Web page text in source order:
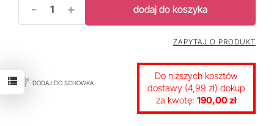
- + dodaj do koszyka
DODAJ DO SCHOWKA
ZAPYTAJ O PRODUKT
Do niższych kosztów
dostawy (4,99 zł) dokup
za kwotę: 190,00 zł